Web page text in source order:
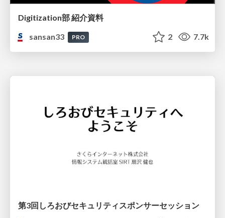
Digitization部 紹介資料
sansan33
PRO 2 7.7k
第3回しろおびセキュリティスポンサーセッション